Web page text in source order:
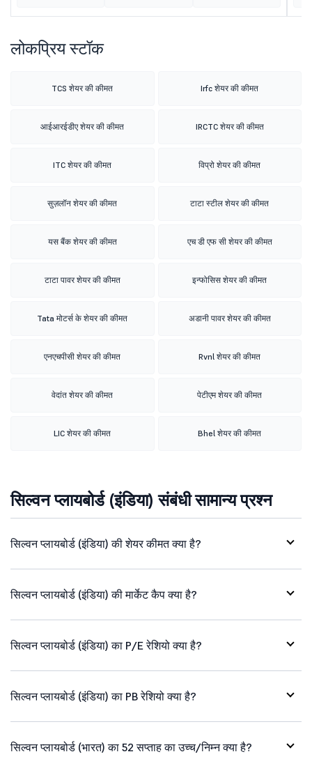
लोकप्रिय स्टॉक
TCS शेयर की कीमत Irfc शेयर की कीमत
आईआरईडीए शेयर की कीमत IRCTC शेयर की कीमत
ITC शेयर की कीमत विप्रो शेयर की कीमत
सुज़लॉन शेयर की कीमत टाटा स्टील शेयर की कीमत
यस बैंक शेयर की कीमत एच डी एफ सी शेयर की कीमत
टाटा पावर शेयर की कीमत इन्फोसिस शेयर की कीमत
Tata मोटर्स के शेयर की कीमत अडानी पावर शेयर की कीमत
एनएचपीसी शेयर की कीमत Rvnl शेयर की कीमत
वेदांत शेयर की कीमत पेटीएम शेयर की कीमत
LIC शेयर की कीमत Bhel शेयर की कीमत
सिल्वन प्लायबोर्ड (इंडिया) संबंधी सामान्य प्रश्न
सिल्वन प्लायबोर्ड (इंडिया) की शेयर कीमत क्या है?
सिल्वन प्लायबोर्ड (इंडिया) की मार्केट कैप क्या है?
सिल्वन प्लायबोर्ड (इंडिया) का P/E रेशियो क्या है?
सिल्वन प्लायबोर्ड (इंडिया) का PB रेशियो क्या है?
सिल्वन प्लायबोर्ड (भारत) का 52 सप्ताह का उच्च/निम्न क्या है?